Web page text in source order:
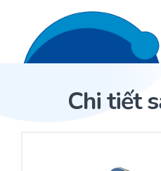
Trang ChủChi tiết